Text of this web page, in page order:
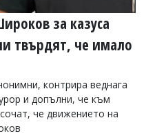
за казуса
твърдят, че имало
контрира веднага
и допълни, че към
че движението на